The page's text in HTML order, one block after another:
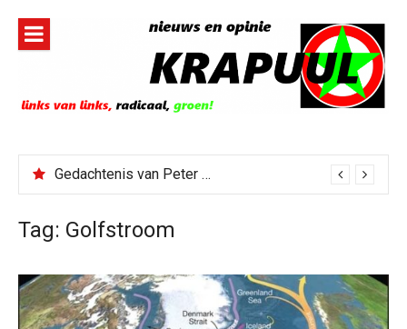
inhoud
Gedachtenis van Peter Faber
Tag: Golfstroom